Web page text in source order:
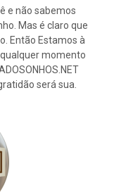
e não sabemos
Mas é claro que
Então Estamos à
momento
será sua.